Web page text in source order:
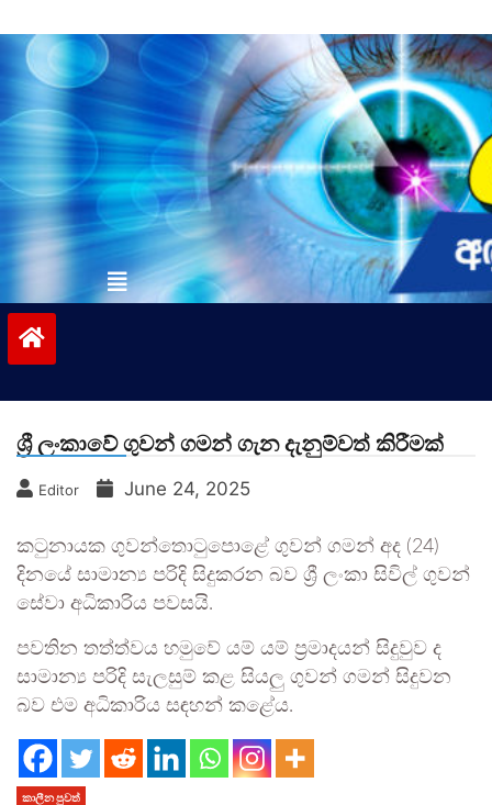
to
contentvinivida.lk
ශ්‍රී ලංකාවේ ගුවන් ගමන් ගැන දැනුම්වත් කිරීමක්
Editor June 24, 2025
කටුනායක ගුවන්තොටුපොළේ ගුවන් ගමන් අද (24)
දිනයේ සාමාන්‍ය පරිදි සිදුකරන බව ශ්‍රී ලංකා සිවිල් ගුවන්
සේවා අධිකාරිය පවසයි.
පවතින තත්ත්වය හමුවේ යම් යම් ප්‍රමාදයන් සිදුවුව ද
සාමාන්‍ය පරිදි සැලසුම් කළ සියලු ගුවන් ගමන් සිදුවන
බව එම අධිකාරිය සඳහන් කළේය.
කාලීන පුවත්